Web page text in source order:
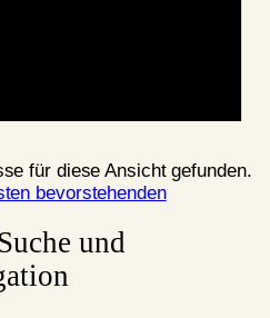
für diese Ansicht gefunden.
bevorstehenden
und